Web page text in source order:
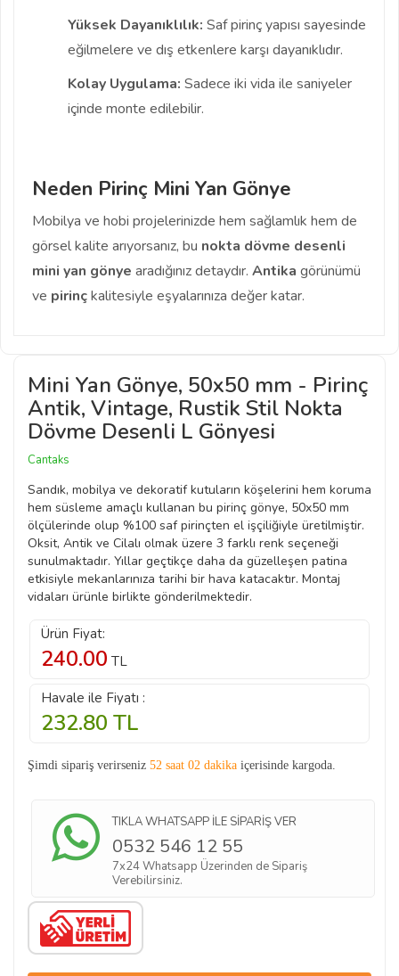
Yüksek Dayanıklılık: Saf pirinç yapısı sayesinde
eğilmelere ve dış etkenlere karşı dayanıklıdır.
Kolay Uygulama: Sadece iki vida ile saniyeler
içinde monte edilebilir.
Neden Pirinç Mini Yan Gönye
Mobilya ve hobi projelerinizde hem sağlamlık hem de
görsel kalite arıyorsanız, bu nokta dövme desenli
mini yan gönye aradığınız detaydır. Antika görünümü
ve pirinçkalitesiyle eşyalarınıza değer katar.
Mini Yan Gönye, 50x50 mm - Pirinç
Antik, Vintage, Rustik Stil Nokta
Dövme Desenli L Gönyesi
Cantaks
Sandık, mobilya ve dekoratif kutuların köşelerini hem koruma
hem süsleme amaçlı kullanan bu pirinç gönye, 50x50 mm
ölçülerinde olup %100 saf pirinçten el işçiliğiyle üretilmiştir.
Oksit, Antik ve Cilalı olmak üzere 3 farklı renk seçeneği
sunulmaktadır. Yıllar geçtikçe daha da güzelleşen patina
etkisiyle mekanlarınıza tarihi bir hava katacaktır. Montaj
vidaları ürünle birlikte gönderilmektedir.
Ürün Fiyat:
240.00 TL
Havale ile Fiyatı :
232.80 TL
Şimdi sipariş verirseniz 52 saat 02 dakika içerisinde kargoda.
TIKLA WHATSAPP İLE SİPARİŞ VER
0532 546 12 55
7x24 Whatsapp Üzerinden de Sipariş
Verebilirsiniz.